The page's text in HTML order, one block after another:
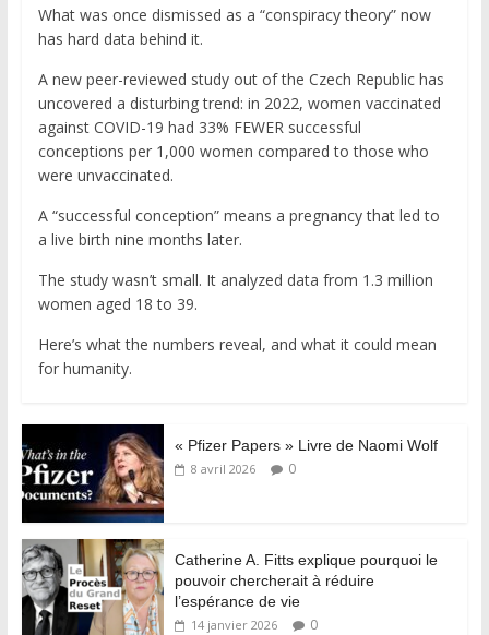
What was once dismissed as a “conspiracy theory” now
has hard data behind it.
A new peer-reviewed study out of the Czech Republic has
uncovered a disturbing trend: in 2022, women vaccinated
against COVID-19 had 33% FEWER successful
conceptions per 1,000 women compared to those who
were unvaccinated.
A “successful conception” means a pregnancy that led to
a live birth nine months later.
The study wasn’t small. It analyzed data from 1.3 million
women aged 18 to 39.
Here’s what the numbers reveal, and what it could mean
for humanity.
« Pfizer Papers » Livre de Naomi Wolf
8 avril 2026 0
Catherine A. Fitts explique pourquoi le
pouvoir chercherait à réduire
l’espérance de vie
14 janvier 2026 0